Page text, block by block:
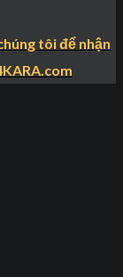
tôi để nhận